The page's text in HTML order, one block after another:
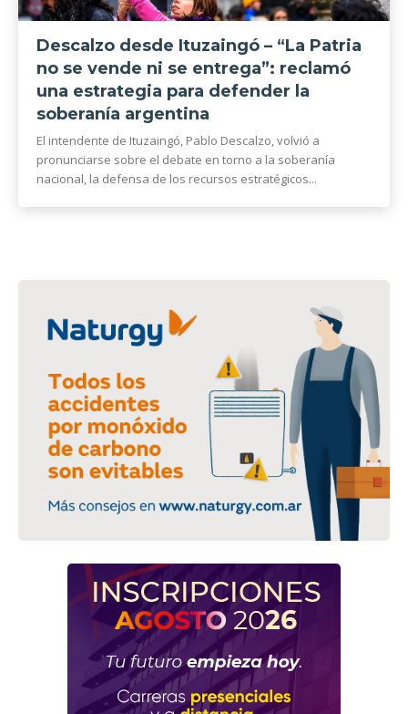
Descalzo desde Ituzaingó – “La Patria
no se vende ni se entrega”: reclamó
una estrategia para defender la
soberanía argentina
El intendente de Ituzaingó, Pablo Descalzo, volvió a
pronunciarse sobre el debate en torno a la soberanía
nacional, la defensa de los recursos estratégicos...